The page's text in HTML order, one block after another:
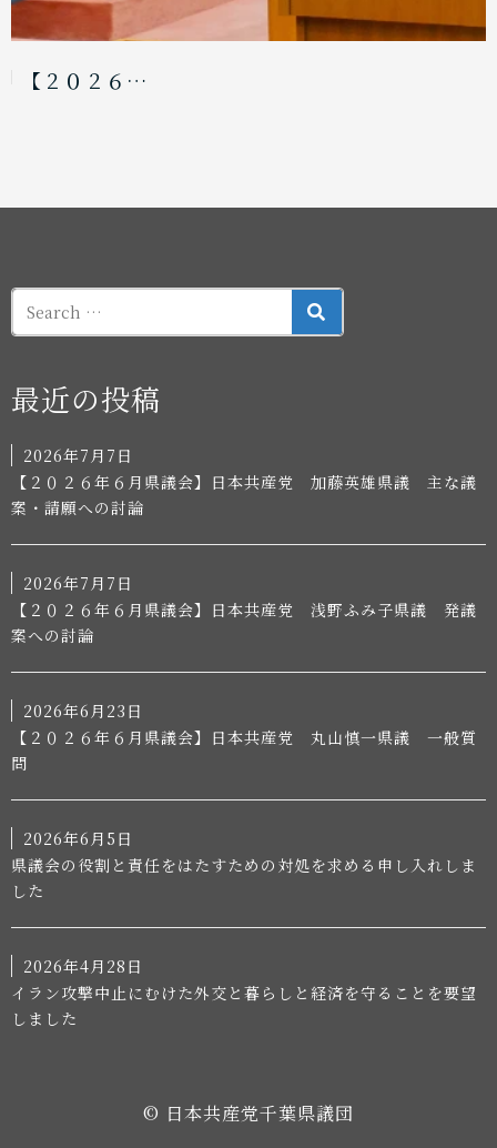
【２０２６…
SEARCH
最近の投稿
2026年7月7日
【２０２６年６月県議会】日本共産党 加藤英雄県議 主な議
案・請願への討論
2026年7月7日
【２０２６年６月県議会】日本共産党 浅野ふみ子県議 発議
案への討論
2026年6月23日
【２０２６年６月県議会】日本共産党 丸山慎一県議 一般質
問
2026年6月5日
県議会の役割と責任をはたすための対処を求める申し入れしま
した
2026年4月28日
イラン攻撃中止にむけた外交と暮らしと経済を守ることを要望
しました
© 日本共産党千葉県議団